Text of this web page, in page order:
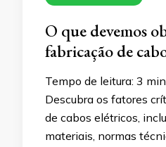
O que devemos
fabricação de
Tempo de leitura: 3
Descubra os fatores
de cabos elétricos,
materiais, normas